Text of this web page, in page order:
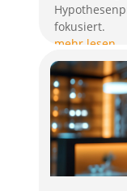
fokusiert.
mehr lesen